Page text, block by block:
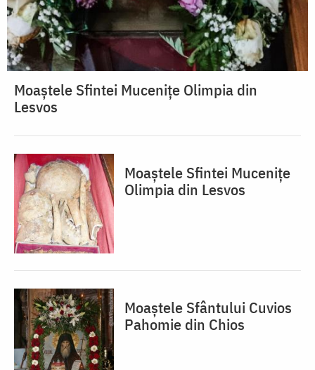
Moaștele Sfintei Mucenițe Olimpia din
Lesvos
Moaștele Sfintei Mucenițe
Olimpia din Lesvos
Moaștele Sfântului Cuvios
Pahomie din Chios